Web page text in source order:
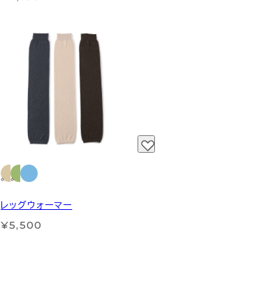
レッグウォーマー
¥5,500